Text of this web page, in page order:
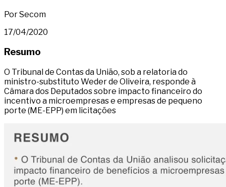
Por Secom
17/04/2020
Resumo
O Tribunal de Contas da União, sob a relatoria do
ministro-substituto Weder de Oliveira, responde à
Câmara dos Deputados sobre impacto financeiro do
incentivo a microempresas e empresas de pequeno
porte (ME-EPP) em licitações